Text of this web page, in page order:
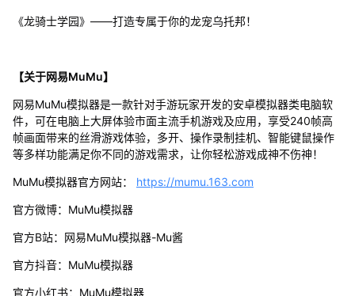
《龙骑士学园》——打造专属于你的龙宠乌托邦！
【关于网易MuMu】
网易MuMu模拟器是一款针对手游玩家开发的安卓模拟器类电脑软
件，可在电脑上大屏体验市面主流手机游戏及应用，享受240帧高
帧画面带来的丝滑游戏体验，多开、操作录制挂机、智能键鼠操作
等多样功能满足你不同的游戏需求，让你轻松游戏成神不伤神！
MuMu模拟器官方网站： https://mumu.163.com
官方微博：MuMu模拟器
官方B站：网易MuMu模拟器-Mu酱
官方抖音：MuMu模拟器
官方小红书：MuMu模拟器